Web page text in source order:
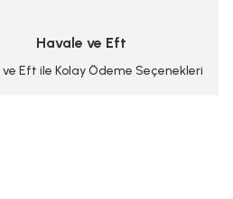
Havale ve Eft
Eft ile Kolay Ödeme Seçenekleri